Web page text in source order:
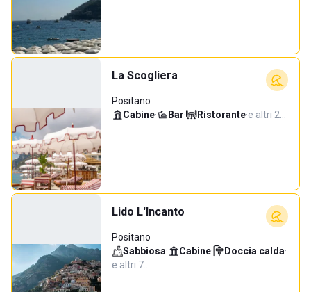
La Scogliera
Positano
Cabine· Bar· Ristorante·e altri 2…
Lido L'Incanto
Positano
Sabbiosa· Cabine· Doccia calda·
e altri 7…